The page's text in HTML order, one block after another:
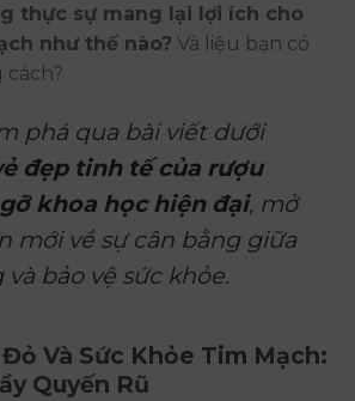
thực sự mang lại lợi ích cho
như thế nào? Và liệu bạn có
phá qua bài viết dưới
đẹp tinh tế của rượu
khoa học hiện đại, mở
mới về sự cân bằng giữa
bảo vệ sức khỏe.
Và Sức Khỏe Tim Mạch:
Quyến Rũ